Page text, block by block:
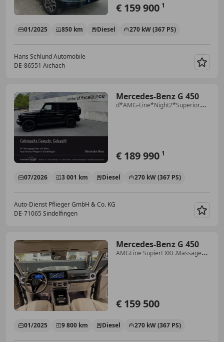
€ 159 900 1
01/2025 850 km Diesel 270 kW (367 PS)
Hans Schlund Automobile
DE-86551 Aichach
Mercedes-Benz G 450
d*AMG-Line*Night2*Superior
€ 189 990 1
07/2026 3 001 km Diesel 270 kW (367 PS)
Auto-Dienst Pflieger GmbH & Co. KG
DE-71065 Sindelfingen
Mercedes-Benz G 450
AMGLine SupierEXKL.Massage
€ 159 500
01/2025 9 800 km Diesel 270 kW (367 PS)